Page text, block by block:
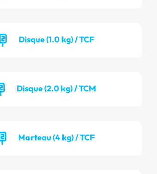
Disque (1.0 kg) / TCF
Disque (2.0 kg) / TCM
Marteau (4 kg) / TCF